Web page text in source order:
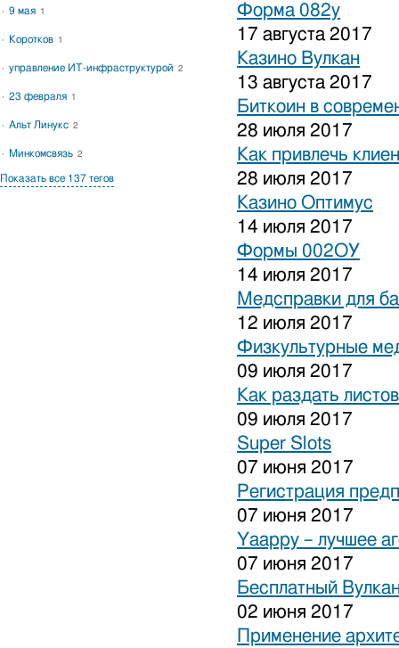
Форма 082у
17 августа 2017
Казино Вулкан
13 августа 2017
Биткоин в
28 июля 2017
Как привлечь
28 июля 2017
Казино Оптимус
14 июля 2017
Формы 002ОУ
14 июля 2017
Медсправки для
12 июля 2017
Физкультурные
09 июля 2017
Как раздать
09 июля 2017
Super Slots
07 июня 2017
Регистрация
07 июня 2017
Yaappy – лучшее
07 июня 2017
Бесплатный
02 июня 2017
Применение
9 мая 1
Коротков 1
управление ИТ-инфраструктурой 2
23 февраля 1
Альт Линукс 2
Минкомсвязь 2
Показать все 137 тегов